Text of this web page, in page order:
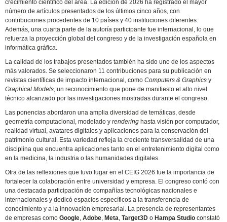
crecimiento científico del área. La edición de 2026 ha registrado el mayor
número de artículos presentados de los últimos cinco años, con
contribuciones procedentes de 10 países y 40 instituciones diferentes.
Además, una cuarta parte de la autoría participante fue internacional, lo que
refuerza la proyección global del congreso y de la investigación española en
informática gráfica.
La calidad de los trabajos presentados también ha sido uno de los aspectos
más valorados. Se seleccionaron 11 contribuciones para su publicación en
revistas científicas de impacto internacional, comoComputers & Graphics y
Graphical Models, un reconocimiento que pone de manifiesto el alto nivel
técnico alcanzado por las investigaciones mostradas durante el congreso.
Las ponencias abordaron una amplia diversidad de temáticas, desde
geometría computacional, modelado yrendering hasta visión por computador,
realidad virtual, avatares digitales y aplicaciones para la conservación del
patrimonio cultural. Esta variedad refleja la creciente transversalidad de una
disciplina que encuentra aplicaciones tanto en el entretenimiento digital como
en la medicina, la industria o las humanidades digitales.
Otra de las reflexiones que tuvo lugar en el CEIG 2026 fue la importancia de
fortalecer la colaboración entre universidad y empresa. El congreso contó con
una destacada participación de compañías tecnológicas nacionales e
internacionales y dedicó espacios específicos a la transferencia de
conocimiento y a la innovación empresarial. La presencia de representantes
de empresas comoGoogle,Adobe,Meta,Target3DoHampa Studio constató